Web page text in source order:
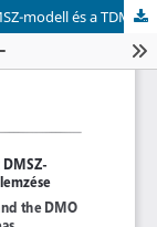
A magyar turisztikai térségekbe tervezett DMSZ-modell és a TDM-modell összehasonlító elemzése